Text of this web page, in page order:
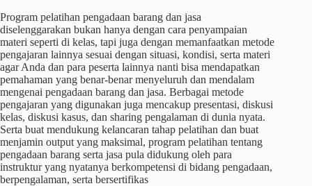
Program pelatihan pengadaan barang dan jasa
diselenggarakan bukan hanya dengan cara penyampaian
materi seperti di kelas, tapi juga dengan memanfaatkan metode
pengajaran lainnya sesuai dengan situasi, kondisi, serta materi
agar Anda dan para peserta lainnya nanti bisa mendapatkan
pemahaman yang benar-benar menyeluruh dan mendalam
mengenai pengadaan barang dan jasa. Berbagai metode
pengajaran yang digunakan juga mencakup presentasi, diskusi
kelas, diskusi kasus, dan sharing pengalaman di dunia nyata.
Serta buat mendukung kelancaran tahap pelatihan dan buat
menjamin output yang maksimal, program pelatihan tentang
pengadaan barang serta jasa pula didukung oleh para
instruktur yang nyatanya berkompetensi di bidang pengadaan,
berpengalaman, serta bersertifikas